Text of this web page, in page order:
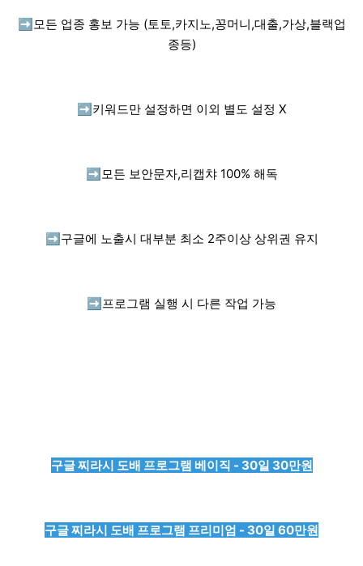
➡️ 모든 업종 홍보 가능 (토토,카지노,꽁머니,대출,가상,블랙업
종등)
➡️ 키워드만 설정하면 이외 별도 설정 X
➡️ 모든 보안문자,리캡챠 100% 해독
➡️ 구글에 노출시 대부분 최소 2주이상 상위권 유지
➡️ 프로그램 실행 시 다른 작업 가능
구글 찌라시 도배 프로그램 베이직 - 30일 30만원
구글 찌라시 도배 프로그램 프리미엄 - 30일 60만원